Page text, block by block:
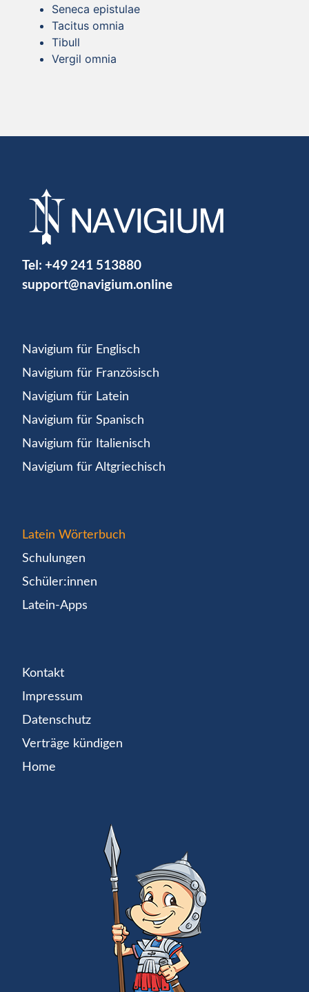
Seneca epistulae
Tacitus omnia
Tibull
Vergil omnia
Tel: +49 241 513880
support@navigium.online
Navigium für Englisch
Navigium für Französisch
Navigium für Latein
Navigium für Spanisch
Navigium für Italienisch
Navigium für Altgriechisch
Latein Wörterbuch
Schulungen
Schüler:innen
Latein-Apps
Kontakt
Impressum
Datenschutz
Verträge kündigen
Home